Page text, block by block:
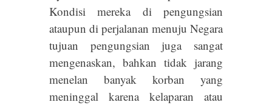
Kondisi mereka di pengungsian
ataupun di perjalanan menuju Negara
tujuan pengungsian juga sangat
mengenaskan, bahkan tidak jarang
menelan banyak korban yang
meninggal karena kelaparan atau